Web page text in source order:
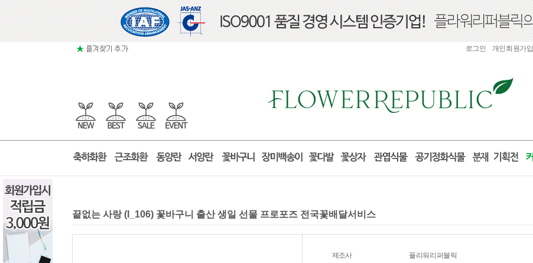
로그인 개인회원가입
끝없는 사랑 (l_106) 꽃바구니 출산 생일 선물 프로포즈 전국꽃배달서비스
제조사 플리워리퍼블릭